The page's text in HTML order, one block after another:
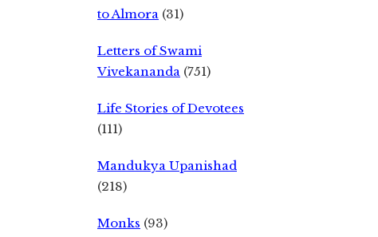
to Almora (31)
Letters of Swami
Vivekananda (751)
Life Stories of Devotees
(111)
Mandukya Upanishad
(218)
Monks (93)